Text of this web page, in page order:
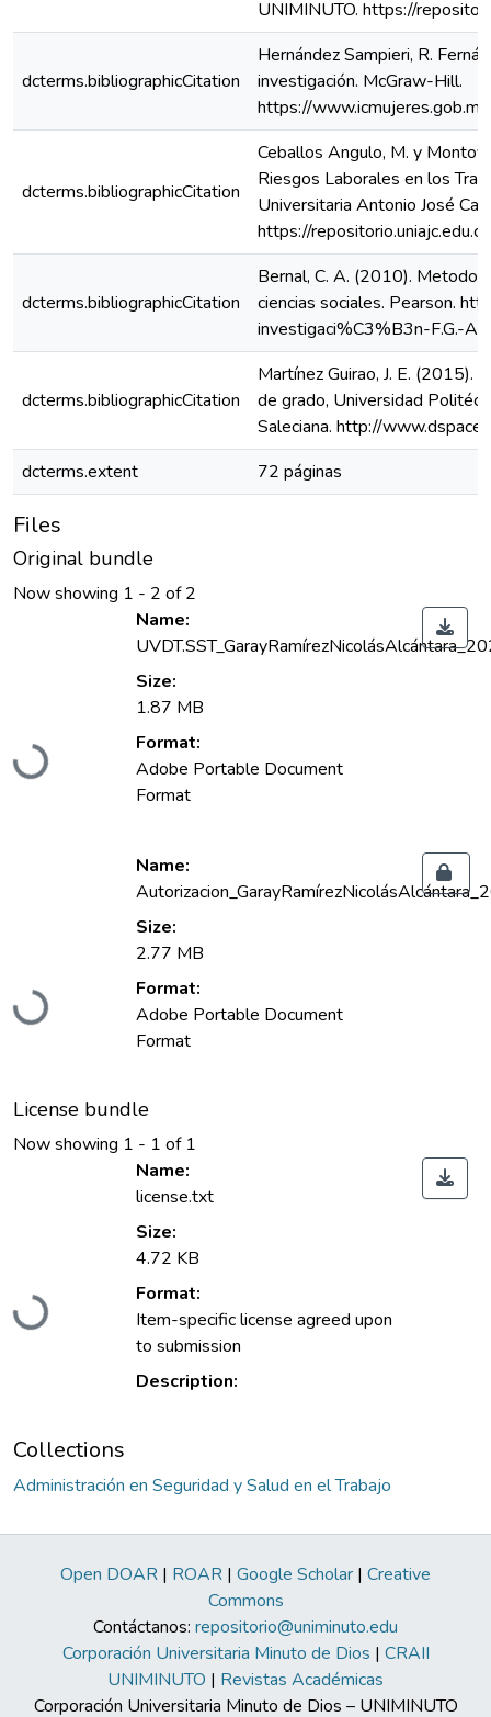
UNIMINUTO. https://
dcterms.bibliographicCitation
Hernández Sampieri, R.
investigación. McGraw-Hill.
https://
dcterms.bibliographicCitation
Ceballos Angulo, M. y
Riesgos Laborales en los
Universitaria Antonio José
https://
dcterms.bibliographicCitation
Bernal, C. A. (2010).
ciencias sociales. Pearson.
investigaci%C3%B3n-F.G.-
dcterms.bibliographicCitation
Martínez Guirao, J. E. (2015).
de grado, Universidad
Saleciana. http://
dcterms.extent
72 páginas
Files
Original bundle
Now showing 1 - 2 of 2
Loading...
Name:
Size:
1.87 MB
Format:
Adobe Portable Document
Format
Loading...
Name:
Size:
2.77 MB
Format:
Adobe Portable Document
Format
License bundle
Now showing 1 - 1 of 1
Loading...
Name:
license.txt
Size:
4.72 KB
Format:
Item-specific license agreed upon
to submission
Description:
Collections
Administración en Seguridad y Salud en el Trabajo
Open DOAR | ROAR | Google Scholar | Creative
Commons
Contáctanos: repositorio@uniminuto.edu
Corporación Universitaria Minuto de Dios | CRAII
UNIMINUTO | Revistas Académicas
Corporación Universitaria Minuto de Dios – UNIMINUTO